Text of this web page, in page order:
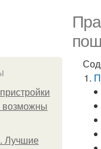
возможны
Лучшие